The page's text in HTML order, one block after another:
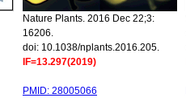
Nature Plants. 2016 Dec 22;3:
16206.
doi: 10.1038/nplants.2016.205.
IF=13.297(2019)
PMID: 28005066